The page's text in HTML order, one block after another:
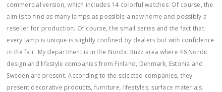
commercial version, which includes 14 colorful watches. Of course, the
aim is to find as many lamps as possible a new home and possibly a
reseller for production. Of course, the small series and the fact that
every lamp is unique is slightly confined by dealers but with confidence
in the fair. My department is in the Nordic Buzz area where 46 Nordic
design and lifestyle companies from Finland, Denmark, Estonia and
Sweden are present. According to the selected companies, they
present decorative products, furniture, lifestyles, surface materials,